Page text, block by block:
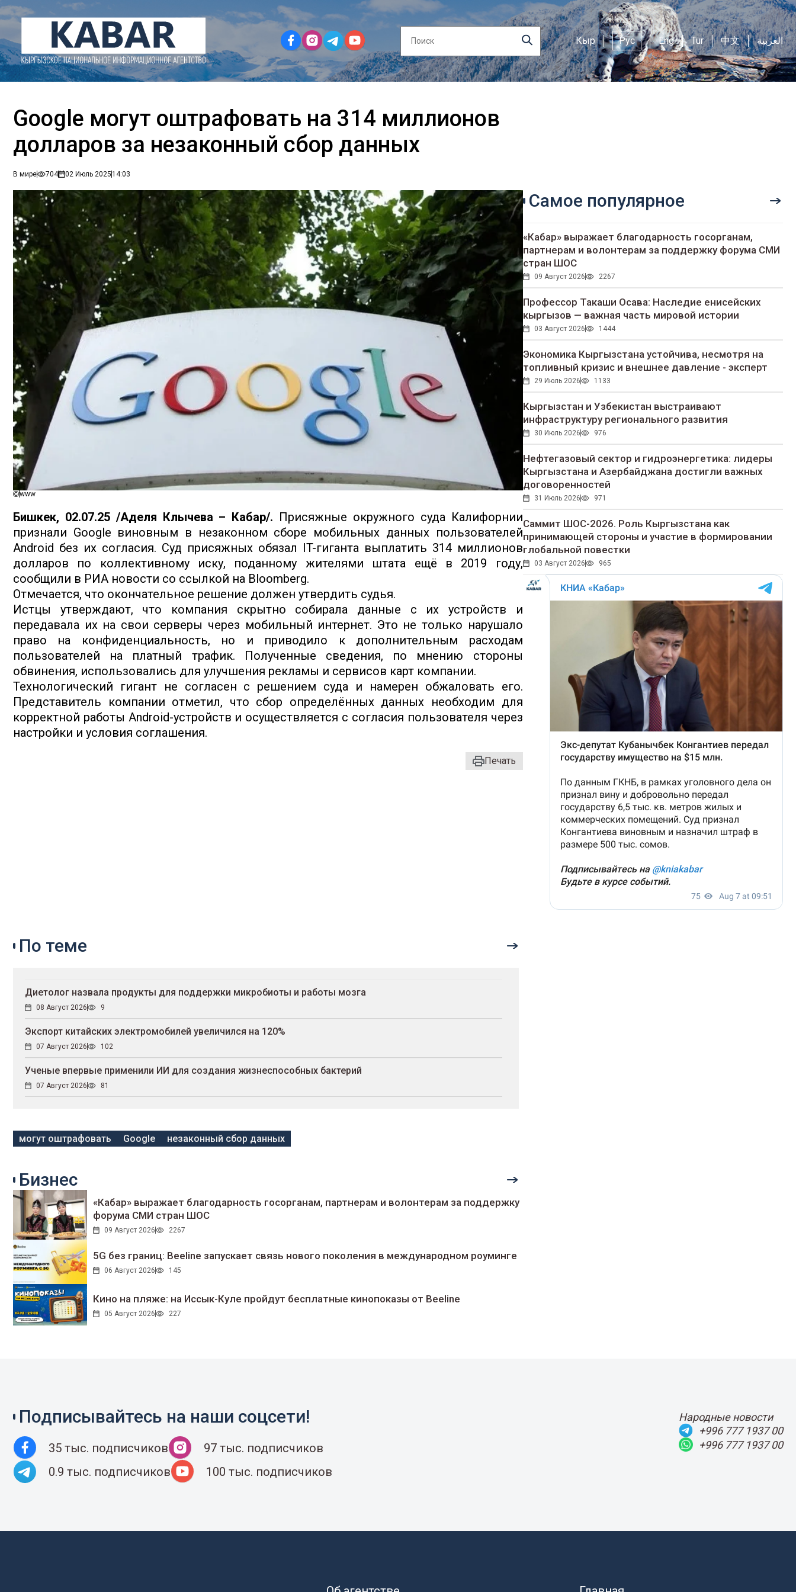
Кыр Рус Eng Tur 中文 العربية
Google могут оштрафовать на 314 миллионов
долларов за незаконный сбор данных
В мире 704 02 Июль 202514:03
www
Бишкек, 02.07.25 /Аделя Клычева – Кабар/. Присяжные окружного суда Калифорнии
признали Google виновным в незаконном сборе мобильных данных пользователей
Android без их согласия. Суд присяжных обязал IT-гиганта выплатить 314 миллионов
долларов по коллективному иску, поданному жителями штата ещё в 2019 году,
сообщили в РИА новости со ссылкой на Bloomberg.
Отмечается, что окончательное решение должен утвердить судья.
Истцы утверждают, что компания скрытно собирала данные с их устройств и
передавала их на свои серверы через мобильный интернет. Это не только нарушало
право на конфиденциальность, но и приводило к дополнительным расходам
пользователей на платный трафик. Полученные сведения, по мнению стороны
обвинения, использовались для улучшения рекламы и сервисов карт компании.
Технологический гигант не согласен с решением суда и намерен обжаловать его.
Представитель компании отметил, что сбор определённых данных необходим для
корректной работы Android-устройств и осуществляется с согласия пользователя через
настройки и условия соглашения.
Печать
Самое популярное
«Кабар» выражает благодарность госорганам,
партнерам и волонтерам за поддержку форума СМИ
стран ШОС
09 Август 2026 2267
Профессор Такаши Осава: Наследие енисейских
кыргызов — важная часть мировой истории
03 Август 2026 1444
Экономика Кыргызстана устойчива, несмотря на
топливный кризис и внешнее давление - эксперт
29 Июль 2026 1133
Кыргызстан и Узбекистан выстраивают
инфраструктуру регионального развития
30 Июль 2026 976
Нефтегазовый сектор и гидроэнергетика: лидеры
Кыргызстана и Азербайджана достигли важных
договоренностей
31 Июль 2026 971
Саммит ШОС-2026. Роль Кыргызстана как
принимающей стороны и участие в формировании
глобальной повестки
03 Август 2026 965
По теме
Диетолог назвала продукты для поддержки микробиоты и работы мозга
08 Август 2026 9
Экспорт китайских электромобилей увеличился на 120%
07 Август 2026 102
Ученые впервые применили ИИ для создания жизнеспособных бактерий
07 Август 2026 81
могут оштрафовать Google незаконный сбор данных
Бизнес
«Кабар» выражает благодарность госорганам, партнерам и волонтерам за поддержку
форума СМИ стран ШОС
09 Август 2026 2267
5G без границ: Beeline запускает связь нового поколения в международном роуминге
06 Август 2026 145
Кино на пляже: на Иссык-Куле пройдут беcплатные кинопоказы от Beeline
05 Август 2026 227
Подписывайтесь на наши соцсети!
35 тыс. подписчиков
97 тыс. подписчиков
0.9 тыс. подписчиков
100 тыс. подписчиков
Народные новости
+996 777 1937 00
+996 777 1937 00